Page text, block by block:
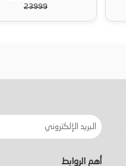
أهم الروابط